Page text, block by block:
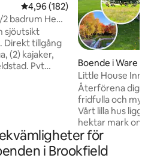
4,96 av 5 i genomsnittligt
4,96 (182)
badrum Hem
sjöutsikt
Direkt tillgång
(2) kajaker,
Pvt
375 dollar,
skatt tillagd
Boende i Ware
Little House Inn -
Återförena dig
fridfulla och
Vårt lilla hus
hektar mark
skogar men bara
lokala högskolor
Njut av den
för
i Brookfield